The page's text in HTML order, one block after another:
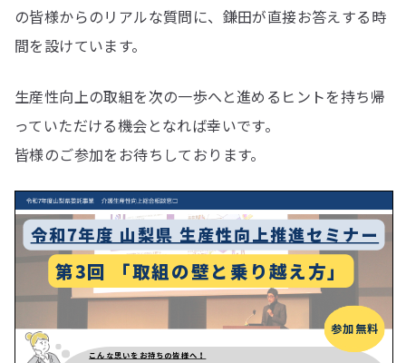
の皆様からのリアルな質問に、鎌田が直接お答えする時
間を設けています。
生産性向上の取組を次の一歩へと進めるヒントを持ち帰
っていただける機会となれば幸いです。
皆様のご参加をお待ちしております。